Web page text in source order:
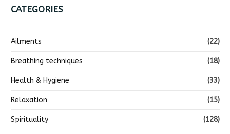
CATEGORIES
Ailments (22)
Breathing techniques (18)
Health & Hygiene (33)
Relaxation (15)
Spirituality (128)